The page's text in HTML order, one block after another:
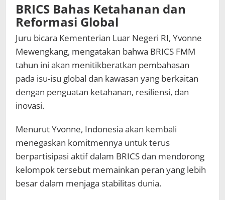
BRICS Bahas Ketahanan dan
Reformasi Global
Juru bicara Kementerian Luar Negeri RI, Yvonne
Mewengkang, mengatakan bahwa BRICS FMM
tahun ini akan menitikberatkan pembahasan
pada isu-isu global dan kawasan yang berkaitan
dengan penguatan ketahanan, resiliensi, dan
inovasi.
Menurut Yvonne, Indonesia akan kembali
menegaskan komitmennya untuk terus
berpartisipasi aktif dalam BRICS dan mendorong
kelompok tersebut memainkan peran yang lebih
besar dalam menjaga stabilitas dunia.